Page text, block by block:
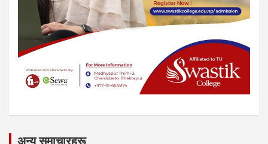
अन्य समाचारहरू